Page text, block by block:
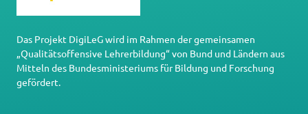
Das Projekt DigiLeG wird im Rahmen der gemeinsamen
„Qualitätsoffensive Lehrerbildung“ von Bund und Ländern aus
Mitteln des Bundesministeriums für Bildung und Forschung
gefördert.